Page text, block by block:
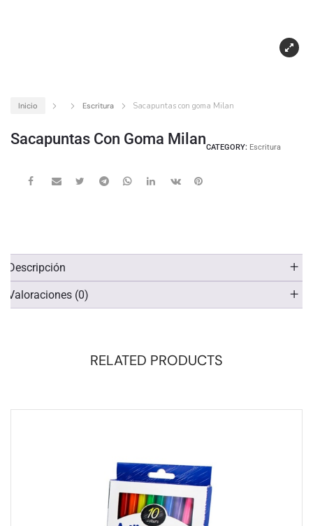
Inicio Escritura Sacapuntas con goma Milan
Sacapuntas Con Goma MilanCATEGORY: Escritura
Descripción
Valoraciones (0)
RELATED PRODUCTS